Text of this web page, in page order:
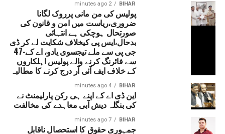
BIHAR
2 minutes ago
پولیس کی من مانی پرروک لگانا
ضروری،ریاست میں امن و قانون کی
صورتحال ہوچکی ہے انتہائی
بدحال،ایس پی کیخلاف شکایت لے کر ڈی
جی پی سے ملے تیجسوی یادو، اے کے-47
سے فائرنگ کرنے والے پولیس اہلکاروں
کے خلاف ایف آئی آر درج کرنے کا مطالبہ
BIHAR
4 minutes ago
این ڈی اے کے اپنے ہی رکن پارلیمنٹ نے
کی بنگلہ دیش آبی معاہدے کی مخالفت
BIHAR
7 minutes ago
جمہوری حقوق کا استحصال ناقابل